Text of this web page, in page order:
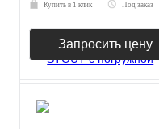
Купить в 1 клик Под заказ
Запросить цену